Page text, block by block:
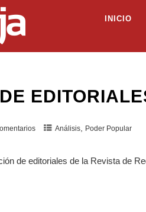
INICIO
Análisis Poder Popular
de editoriales de la Revista de